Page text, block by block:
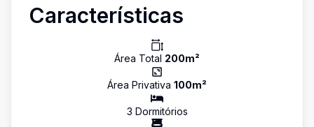
Características
Área Total 200m²
Área Privativa 100m²
3 Dormitórios